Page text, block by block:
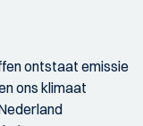
ontstaat emissie
ons klimaat